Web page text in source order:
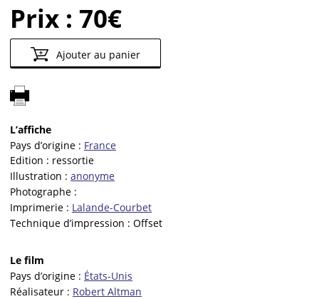
Prix : 70€
Ajouter au panier
L’affiche
Pays d’origine : France
Edition : ressortie
Illustration : anonyme
Photographe :
Imprimerie : Lalande-Courbet
Technique d’impression : Offset
Le film
Pays d’origine : États-Unis
Réalisateur : Robert Altman